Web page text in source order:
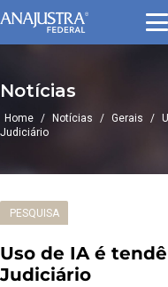
Notícias
Home / Notícias / Gerais /
Judiciário
PESQUISA
Uso de IA é
Judiciário